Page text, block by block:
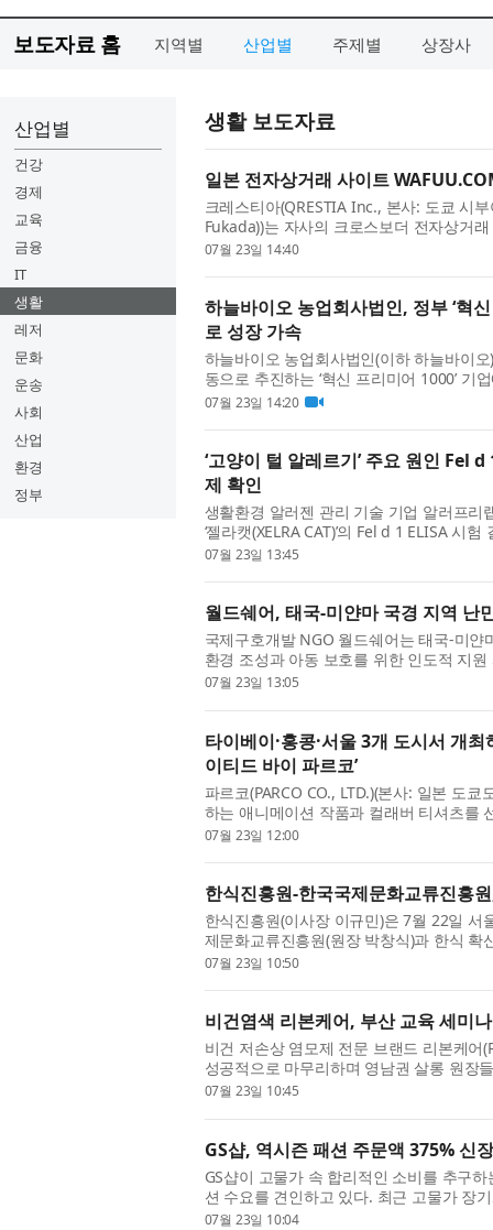
보도자료 홈 지역별 산업별 주제별 상장사
산업별
건강
경제
교육
금융
IT
생활
레저
문화
운송
사회
산업
환경
정부
생활 보도자료
일본 전자상거래 사이트
크레스티아(QRESTIA Inc., 본사: 도쿄 시
Fukada))는 자사의 크로스보더 전자상거
치(Mochi)’를 공개했다고 발표...
07월 23일 14:40
하늘바이오 농업회사법인, 정부 ‘혁
로 성장 가속
하늘바이오 농업회사법인(이하 하늘바이
동으로 추진하는 ‘혁신 프리미어 1000’ 기
잠재력을 갖춘 중소·...
07월 23일 14:20
‘고양이 털 알레르기’ 주요 원인 Fel
제 확인
생활환경 알러젠 관리 기술 기업 알러프리
‘젤라캣(XELRA CAT)’의 Fel d 1 ELISA 시
타머사이언스) CRO센터가...
07월 23일 13:45
월드쉐어, 태국-미얀마 국경 지역 난
국제구호개발 NGO 월드쉐어는 태국-미
환경 조성과 아동 보호를 위한 인도적 지
태국-미얀마 국경을 ...
07월 23일 13:05
타이베이·홍콩·서울 3개 도시서 개
이티드 바이 파르코’
파르코(PARCO CO., LTD.)(본사: 일본 도쿄
하는 애니메이션 작품과 컬래버 티셔츠를
는 이번 월드 투어(WO...
07월 23일 12:00
한식진흥원-한국국제문화교류진흥
한식진흥원(이사장 이규민)은 7월 22일
제문화교류진흥원(원장 박창식)과 한식
결했다. 이번 협약은 국...
07월 23일 10:50
비건염색 리본케어, 부산 교육 세미
비건 저손상 염모제 전문 브랜드 리본케
성공적으로 마무리하며 영남권 살롱 원장
기회가 부족했던 지방 ...
07월 23일 10:45
GS샵, 역시즌 패션 주문액 375% 신
GS샵이 고물가 속 합리적인 소비를 추구
션 수요를 견인하고 있다. 최근 고물가 장
소비에도 변화가 나타...
07월 23일 10:04